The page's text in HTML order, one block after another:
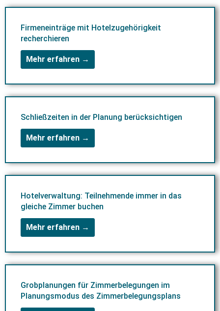
Firmeneinträge mit Hotelzugehörigkeit
recherchieren
Mehr erfahren →
Schließzeiten in der Planung berücksichtigen
Mehr erfahren →
Hotelverwaltung: Teilnehmende immer in das
gleiche Zimmer buchen
Mehr erfahren →
Grobplanungen für Zimmerbelegungen im
Planungsmodus des Zimmerbelegungsplans